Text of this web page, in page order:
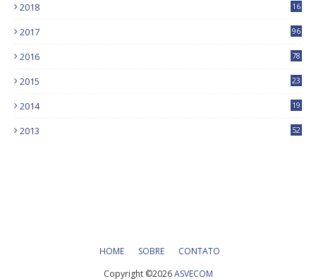
2018
16
2017
96
2016
78
2015 23
2014 19
2013 52
HOME SOBRE
CONTATO
Copyright ©2026ASVECOM